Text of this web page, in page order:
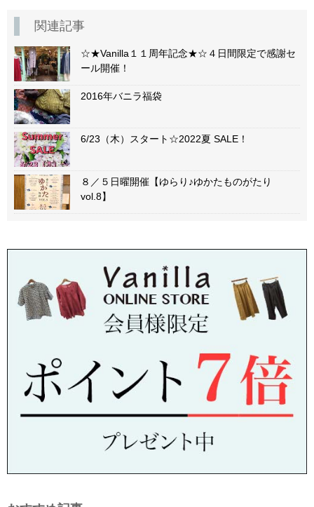
関連記事
☆★Vanilla１１周年記念★☆４日間限定で感謝セ
ール開催！
2016年バニラ福袋
6/23（木）スタート☆2022夏 SALE！
８／５日曜開催【ゆらり♪ゆかたものがたり
vol.8】